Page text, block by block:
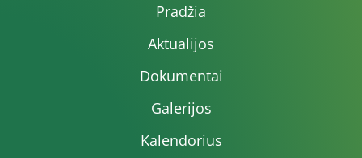
Pradžia
Aktualijos
Dokumentai
Galerijos
Kalendorius